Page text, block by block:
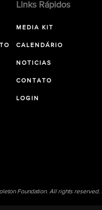
Links Rápidos
MEDIA KIT
CALENDÁRIO
NOTICIAS
CONTATO
LOGIN
Foundation. All rights reserved.